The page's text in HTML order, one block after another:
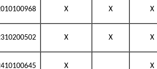
X X X
X X X
X X